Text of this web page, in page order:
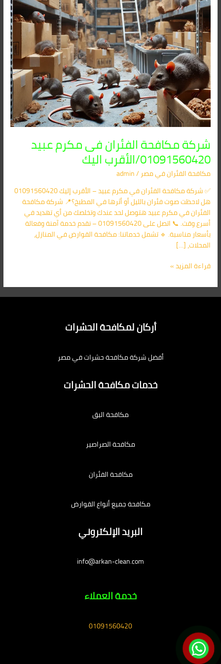
شركة مكافحة الفئران فى مكرم عبيد
01091560420/الأقرب اليك
مكافحة الفئران​ في مصر/
admin
✅ شركة مكافحة الفئران في مكرم عبيد – الأقرب إليك 01091560420
هل لاحظت صوت فئران بالليل أو أثرها في المطبخ؟📍 شركة مكافحة
الفئران في مكرم عبيد هتوصل لحد عندك وتخلصك من أي تهديد في
أسرع وقت. 📞 اتصل على 01091560420 – نقدم خدمة آمنة وفعالة
بأسعار مناسبة. 🔹 تشمل خدماتنا: مكافحة القوارض في المنازل،
المحلات، […]
الأقرب
اليك
قراءة المزيد »
أركان لمكافحة الحشرات
أفضل شركة مكافحة حشرات في مصر
خدمات مكافحة الحشرات
مكافحة البق
مكافحة الصراصير
مكافحة الفئران
مكافحة جميع أنواع القوارض
البريد الإلكتروني
info@arkan-clean.com
خدمة العملاء
01091560420